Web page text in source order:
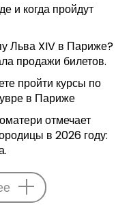
и когда пройдут
Льва XIV в Париже?
продажи билетов.
пройти курсы по
в Париже
отмечает
в 2026 году: